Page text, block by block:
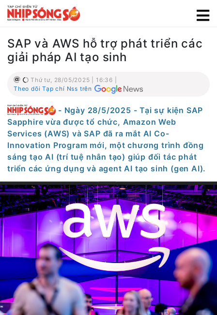
SAP và AWS hỗ trợ phát triển các
giải pháp AI tạo sinh
Thứ tư, 28/05/2025 | 16:36 |
Theo dõi Tạp chí Nss trên
- Ngày 28/5/2025 - Tại sự kiện SAP
Sapphire vừa được tổ chức, Amazon Web
Services (AWS) và SAP đã ra mắt AI Co-
Innovation Program mới, một chương trình đồng
sáng tạo AI (trí tuệ nhân tạo) giúp đối tác phát
triển các ứng dụng và agent AI tạo sinh (gen AI).